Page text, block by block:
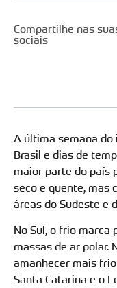
Compartilhe nas
sociais
A última semana
Brasil e dias de
maior parte do país
seco e quente, mas
áreas do Sudeste e
No Sul, o frio marca
massas de ar polar.
amanhecer mais
Santa Catarina e o